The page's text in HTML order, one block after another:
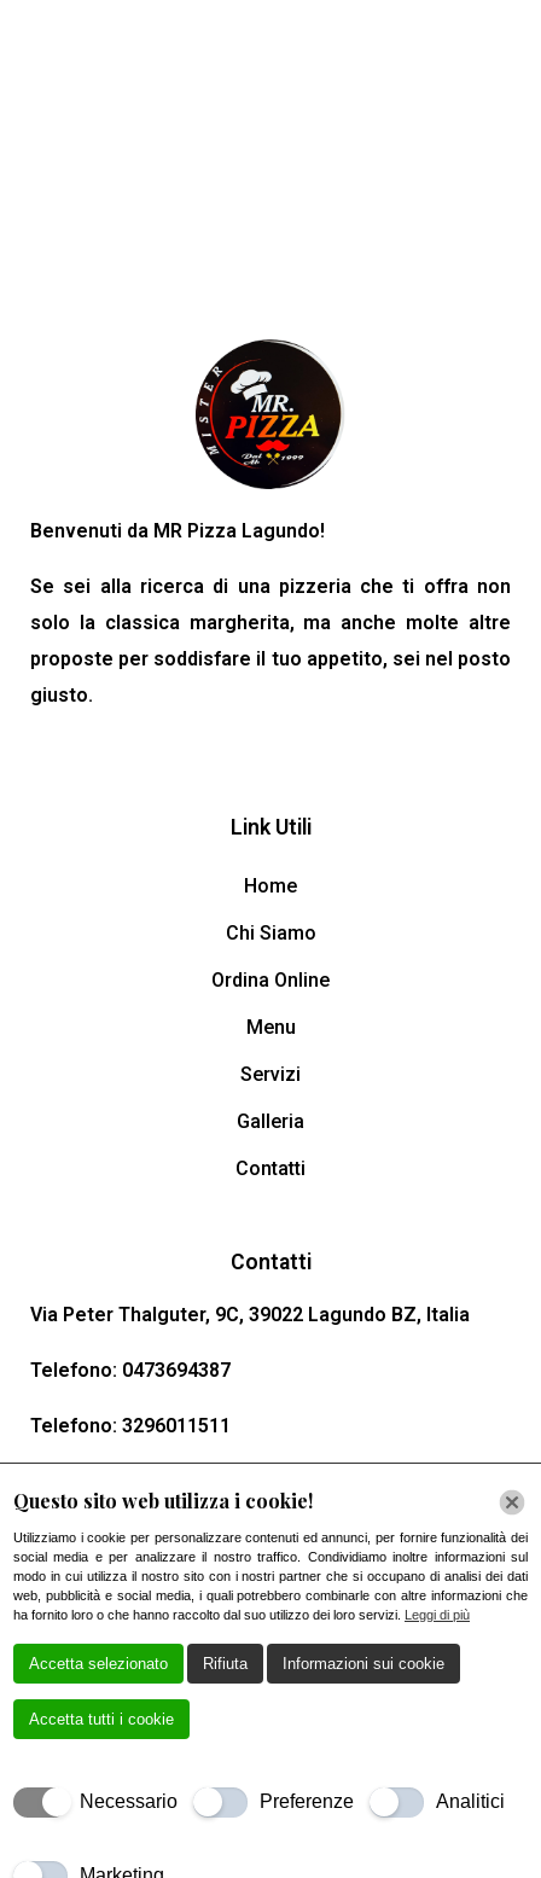
Benvenuti da MR Pizza Lagundo!
Se sei alla ricerca di una pizzeria che ti offra non
solo la classica margherita, ma anche molte altre
proposte per soddisfare il tuo appetito, sei nel posto
giusto.
Link Utili
Home
Chi Siamo
Ordina Online
Menu
Servizi
Galleria
Contatti
Contatti
Via Peter Thalguter, 9C, 39022 Lagundo BZ, Italia
Telefono: 0473694387
Telefono: 3296011511
Creato daLocal Web – Agenzia Web Marketing Milano
Questo sito web utilizza i cookie!
Utilizziamo i cookie per personalizzare contenuti ed annunci, per fornire funzionalità dei
social media e per analizzare il nostro traffico. Condividiamo inoltre informazioni sul
modo in cui utilizza il nostro sito con i nostri partner che si occupano di analisi dei dati
web, pubblicità e social media, i quali potrebbero combinarle con altre informazioni che
ha fornito loro o che hanno raccolto dal suo utilizzo dei loro servizi. Leggi di più
Accetta selezionato Rifiuta Informazioni sui cookie
Accetta tutti i cookie
Necessario Preferenze Analitici